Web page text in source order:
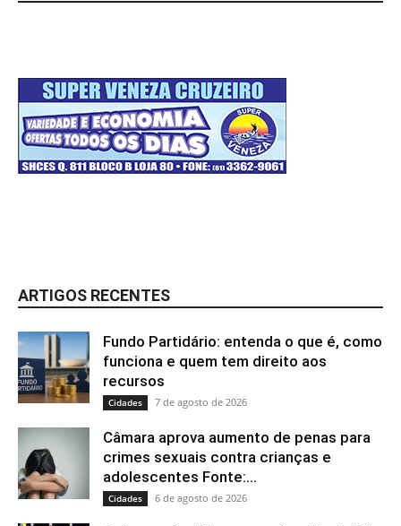
ARTIGOS RECENTES
Fundo Partidário: entenda o que é, como
funciona e quem tem direito aos
recursos
Cidades 7 de agosto de 2026
Câmara aprova aumento de penas para
crimes sexuais contra crianças e
adolescentes Fonte:...
Cidades 6 de agosto de 2026